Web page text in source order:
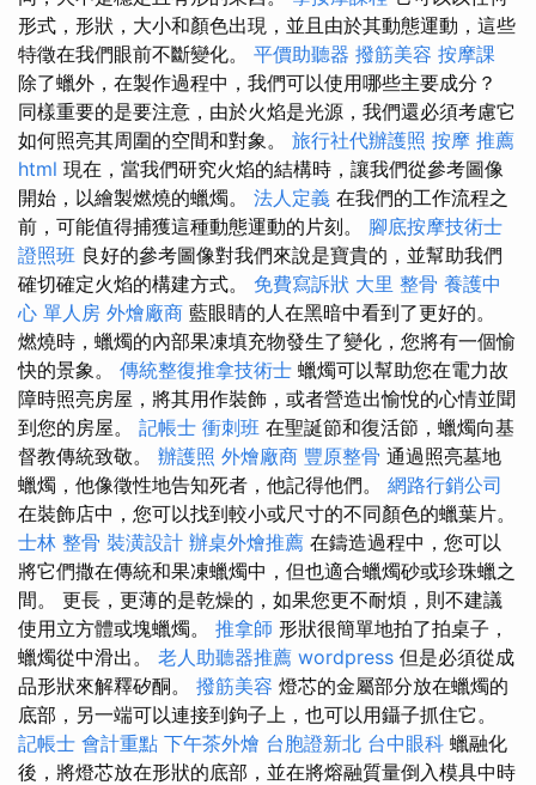
形式，形狀，大小和顏色出現，並且由於其動態運動，這些
特徵在我們眼前不斷變化。 平價助聽器 撥筋美容 按摩課
除了蠟外，在製作過程中，我們可以使用哪些主要成分？
同樣重要的是要注意，由於火焰是光源，我們還必須考慮它
如何照亮其周圍的空間和對象。 旅行社代辦護照 按摩 推薦
html 現在，當我們研究火焰的結構時，讓我們從參考圖像
開始，以繪製燃燒的蠟燭。 法人定義 在我們的工作流程之
前，可能值得捕獲這種動態運動的片刻。 腳底按摩技術士
證照班 良好的參考圖像對我們來說是寶貴的，並幫助我們
確切確定火焰的構建方式。 免費寫訴狀 大里 整骨 養護中
心 單人房 外燴廠商 藍眼睛的人在黑暗中看到了更好的。
燃燒時，蠟燭的內部果凍填充物發生了變化，您將有一個愉
快的景象。 傳統整復推拿技術士 蠟燭可以幫助您在電力故
障時照亮房屋，將其用作裝飾，或者營造出愉悅的心情並聞
到您的房屋。 記帳士 衝刺班 在聖誕節和復活節，蠟燭向基
督教傳統致敬。 辦護照 外燴廠商 豐原整骨 通過照亮墓地
蠟燭，他像徵性地告知死者，他記得他們。 網路行銷公司
在裝飾店中，您可以找到較小或尺寸的不同顏色的蠟葉片。
士林 整骨 裝潢設計 辦桌外燴推薦 在鑄造過程中，您可以
將它們撒在傳統和果凍蠟燭中，但也適合蠟燭砂或珍珠蠟之
間。 更長，更薄的是乾燥的，如果您更不耐煩，則不建議
使用立方體或塊蠟燭。 推拿師 形狀很簡單地拍了拍桌子，
蠟燭從中滑出。 老人助聽器推薦 wordpress 但是必須從成
品形狀來解釋矽酮。 撥筋美容 燈芯的金屬部分放在蠟燭的
底部，另一端可以連接到鉤子上，也可以用鑷子抓住它。
記帳士 會計重點 下午茶外燴 台胞證新北 台中眼科 蠟融化
後，將燈芯放在形狀的底部，並在將熔融質量倒入模具中時